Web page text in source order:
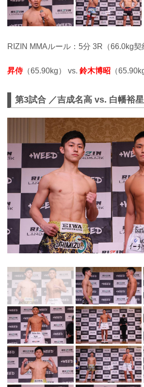
RIZIN MMAルール：5分 3R（66.0kg契
昇侍（65.90kg） vs. 鈴木博昭 （
第3試合 ／吉成名高 vs. 白幡裕星